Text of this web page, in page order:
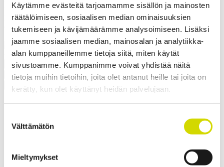
Käytämme evästeitä tarjoamamme sisällön ja mainosten
räätälöimiseen, sosiaalisen median ominaisuuksien
tukemiseen ja kävijämäärämme analysoimiseen. Lisäksi
jaamme sosiaalisen median, mainosalan ja analytiikka-
alan kumppaneillemme tietoja siitä, miten käytät
sivustoamme. Kumppanimme voivat yhdistää näitä
tietoja muihin tietoihin, joita olet antanut heille tai joita on
kerätty, kun olet käyttänyt heidän palvelujaan.
valinta
Välttämätön
Mieltymykset
tai kytkinkoteloksi. Kotelon ominaisuudet, kuten korkeat IP- ja IK-
luokat, laaja kokovalikoima ja salvallinen ovi, tarjoavat paljon
erilaisia käyttö- ja kustomointimahdollisuuksia.
✓ Soveltuu ulkokäyttöön
Pyydä tarjous
Mitat ja paino
Materiaalitiedot Toiminnallisuudet
Standardit
Lisätiedot
Ladattavat materiaalit Tuotepaketin sisältö
15,29 kg
Syvyys
Kannen ulkokorkeus